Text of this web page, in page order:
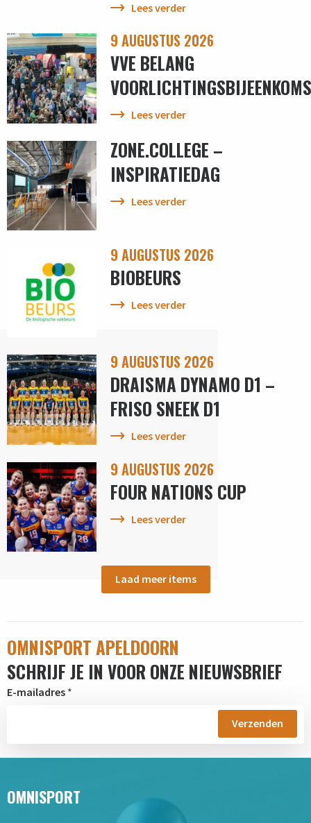
Lees verder
9 AUGUSTUS 2026
VVE BELANG
Lees verder
ZONE.COLLEGE –
INSPIRATIEDAG
Lees verder
9 AUGUSTUS 2026
BIOBEURS
Lees verder
9 AUGUSTUS 2026
DRAISMA DYNAMO D1 –
FRISO SNEEK D1
Lees verder
9 AUGUSTUS 2026
FOUR NATIONS CUP
Lees verder
Laad meer items
OMNISPORT APELDOORN
SCHRIJF JE IN VOOR ONZE NIEUWSBRIEF
E-mailadres *
OMNISPORT